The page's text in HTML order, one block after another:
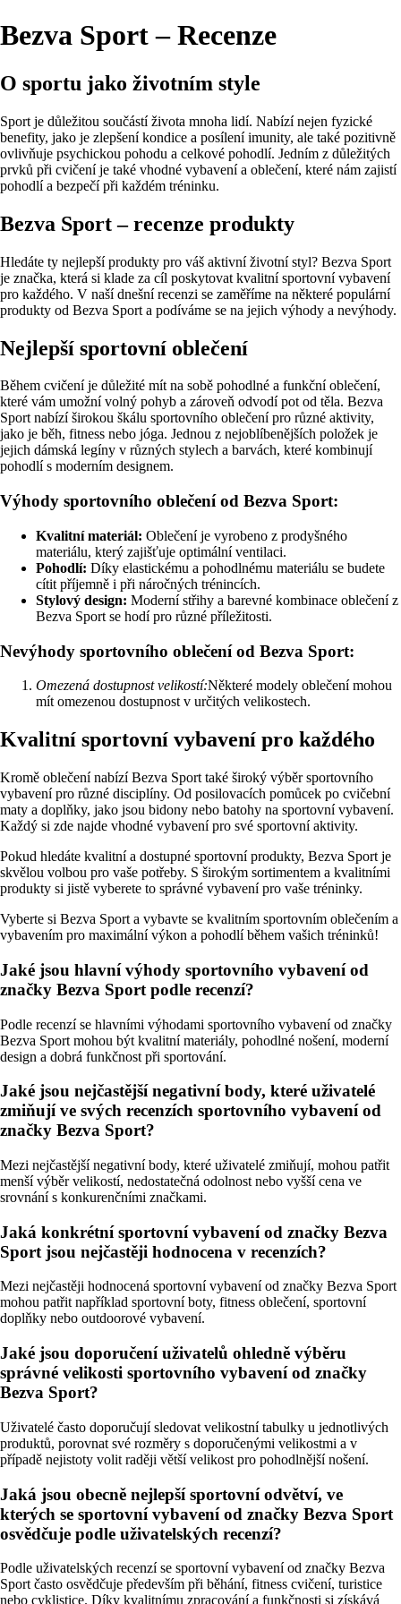
Bezva Sport – Recenze
O sportu jako životním style
Sport je důležitou součástí života mnoha lidí. Nabízí nejen fyzické
benefity, jako je zlepšení kondice a posílení imunity, ale také pozitivně
ovlivňuje psychickou pohodu a celkové pohodlí. Jedním z důležitých
prvků při cvičení je také vhodné vybavení a oblečení, které nám zajistí
pohodlí a bezpečí při každém tréninku.
Bezva Sport – recenze produkty
Hledáte ty nejlepší produkty pro váš aktivní životní styl? Bezva Sport
je značka, která si klade za cíl poskytovat kvalitní sportovní vybavení
pro každého. V naší dnešní recenzi se zaměříme na některé populární
produkty od Bezva Sport a podíváme se na jejich výhody a nevýhody.
Nejlepší sportovní oblečení
Během cvičení je důležité mít na sobě pohodlné a funkční oblečení,
které vám umožní volný pohyb a zároveň odvodí pot od těla. Bezva
Sport nabízí širokou škálu sportovního oblečení pro různé aktivity,
jako je běh, fitness nebo jóga. Jednou z nejoblíbenějších položek je
jejich dámská legíny v různých stylech a barvách, které kombinují
pohodlí s moderním designem.
Výhody sportovního oblečení od Bezva Sport:
Kvalitní materiál: Oblečení je vyrobeno z prodyšného
materiálu, který zajišťuje optimální ventilaci.
Pohodlí: Díky elastickému a pohodlnému materiálu se budete
cítit příjemně i při náročných trénincích.
Stylový design: Moderní střihy a barevné kombinace oblečení z
Bezva Sport se hodí pro různé příležitosti.
Nevýhody sportovního oblečení od Bezva Sport:
Omezená dostupnost velikostí:Některé modely oblečení mohou
mít omezenou dostupnost v určitých velikostech.
Kvalitní sportovní vybavení pro každého
Kromě oblečení nabízí Bezva Sport také široký výběr sportovního
vybavení pro různé disciplíny. Od posilovacích pomůcek po cvičební
maty a doplňky, jako jsou bidony nebo batohy na sportovní vybavení.
Každý si zde najde vhodné vybavení pro své sportovní aktivity.
Pokud hledáte kvalitní a dostupné sportovní produkty, Bezva Sport je
skvělou volbou pro vaše potřeby. S širokým sortimentem a kvalitními
produkty si jistě vyberete to správné vybavení pro vaše tréninky.
Vyberte si Bezva Sport a vybavte se kvalitním sportovním oblečením a
vybavením pro maximální výkon a pohodlí během vašich tréninků!
Jaké jsou hlavní výhody sportovního vybavení od
značky Bezva Sport podle recenzí?
Podle recenzí se hlavními výhodami sportovního vybavení od značky
Bezva Sport mohou být kvalitní materiály, pohodlné nošení, moderní
design a dobrá funkčnost při sportování.
Jaké jsou nejčastější negativní body, které uživatelé
zmiňují ve svých recenzích sportovního vybavení od
značky Bezva Sport?
Mezi nejčastější negativní body, které uživatelé zmiňují, mohou patřit
menší výběr velikostí, nedostatečná odolnost nebo vyšší cena ve
srovnání s konkurenčními značkami.
Jaká konkrétní sportovní vybavení od značky Bezva
Sport jsou nejčastěji hodnocena v recenzích?
Mezi nejčastěji hodnocená sportovní vybavení od značky Bezva Sport
mohou patřit například sportovní boty, fitness oblečení, sportovní
doplňky nebo outdoorové vybavení.
Jaké jsou doporučení uživatelů ohledně výběru
správné velikosti sportovního vybavení od značky
Bezva Sport?
Uživatelé často doporučují sledovat velikostní tabulky u jednotlivých
produktů, porovnat své rozměry s doporučenými velikostmi a v
případě nejistoty volit raději větší velikost pro pohodlnější nošení.
Jaká jsou obecně nejlepší sportovní odvětví, ve
kterých se sportovní vybavení od značky Bezva Sport
osvědčuje podle uživatelských recenzí?
Podle uživatelských recenzí se sportovní vybavení od značky Bezva
Sport často osvědčuje především při běhání, fitness cvičení, turistice
nebo cyklistice. Díky kvalitnímu zpracování a funkčnosti si získává